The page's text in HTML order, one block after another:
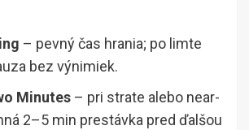
– pevný čas hrania; po limte
bez výnimiek.
Minutes – pri strate alebo near-
2–5 min prestávka pred ďalšou